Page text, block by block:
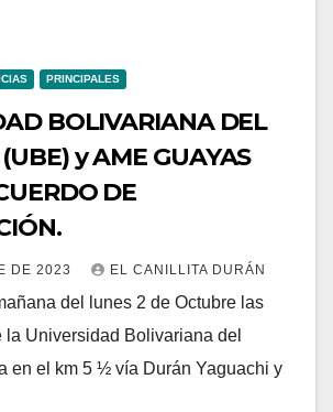
PRINCIPALES
BOLIVARIANA DEL
y AME GUAYAS
DE
DE 2023 EL CANILLITA DURÁN
del lunes 2 de Octubre las
la Universidad Bolivariana del
en el km 5 ½ vía Durán Yaguachi y